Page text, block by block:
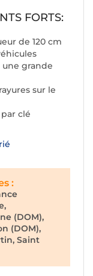
FORTS:
de 120 cm
une grande
sur le
clé
:
(DOM),
(DOM),
Saint